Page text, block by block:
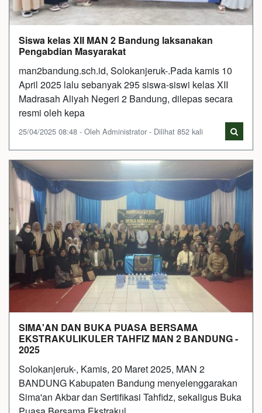
Siswa kelas XII MAN 2 Bandung laksanakan
Pengabdian Masyarakat
man2bandung.sch.id, Solokanjeruk-.Pada kamis 10
April 2025 lalu sebanyak 295 siswa-siswi kelas XII
Madrasah Aliyah Negeri 2 Bandung, dilepas secara
resmi oleh kepa
25/04/2025 08:48 - Oleh Administrator - Dilihat 852 kali
SIMA'AN DAN BUKA PUASA BERSAMA
EKSTRAKULIKULER TAHFIZ MAN 2 BANDUNG -
2025
Solokanjeruk-, Kamis, 20 Maret 2025, MAN 2
BANDUNG Kabupaten Bandung menyelenggarakan
Sima'an Akbar dan Sertifikasi Tahfidz, sekaligus Buka